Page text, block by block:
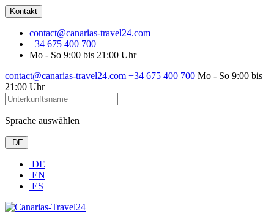
Kontakt
contact@canarias-travel24.com
+34 675 400 700
Mo - So 9:00 bis 21:00 Uhr
contact@canarias-travel24.com +34 675 400 700 Mo - So 9:00 bis
21:00 Uhr
Sprache auswählen
DE
DE
EN
ES